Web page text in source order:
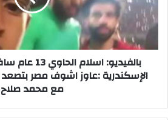
سافر
من
السويس
الي
الإسكندرية
:عاوز
اشوف
بتصعد
بالفيديو:
الإسكندرية :عاوز اشوف مصر
مع محمد صلاح